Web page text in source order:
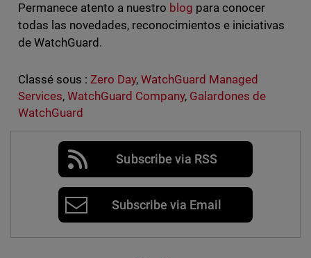
Permanece atento a nuestro blog para conocer
todas las novedades, reconocimientos e iniciativas
de WatchGuard.
Classé sous : Zero Day, WatchGuard Managed
Services, WatchGuard Company, Galardones de
WatchGuard
Subscribe via RSS
Subscribe via Email